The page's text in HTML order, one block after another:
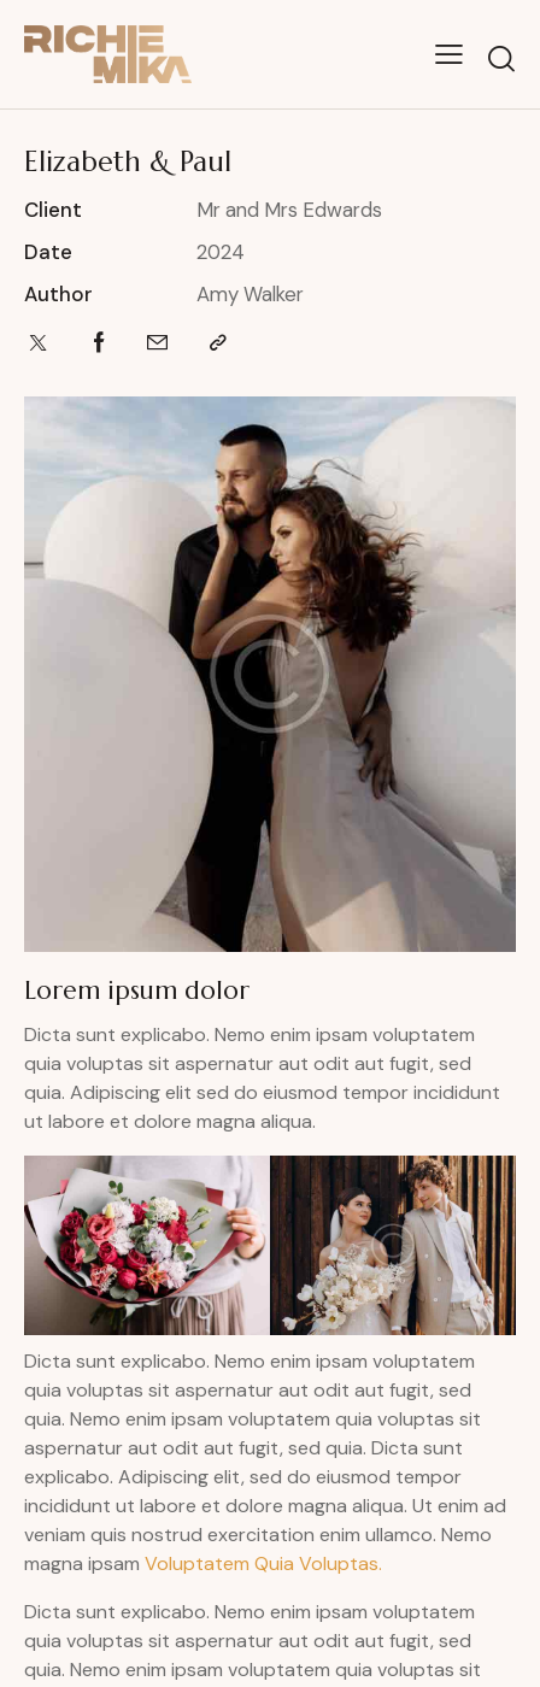
Elizabeth & Paul
Client
Mr and Mrs Edwards
Date
2024
Author
Amy Walker
Lorem ipsum dolor
Dicta sunt explicabo. Nemo enim ipsam voluptatem
quia voluptas sit aspernatur aut odit aut fugit, sed
quia. Adipiscing elit sed do eiusmod tempor incididunt
ut labore et dolore magna aliqua.
Dicta sunt explicabo. Nemo enim ipsam voluptatem
quia voluptas sit aspernatur aut odit aut fugit, sed
quia. Nemo enim ipsam voluptatem quia voluptas sit
aspernatur aut odit aut fugit, sed quia. Dicta sunt
explicabo. Adipiscing elit, sed do eiusmod tempor
incididunt ut labore et dolore magna aliqua. Ut enim ad
veniam quis nostrud exercitation enim ullamco. Nemo
magna ipsam Voluptatem Quia Voluptas.
Dicta sunt explicabo. Nemo enim ipsam voluptatem
quia voluptas sit aspernatur aut odit aut fugit, sed
quia. Nemo enim ipsam voluptatem quia voluptas sit